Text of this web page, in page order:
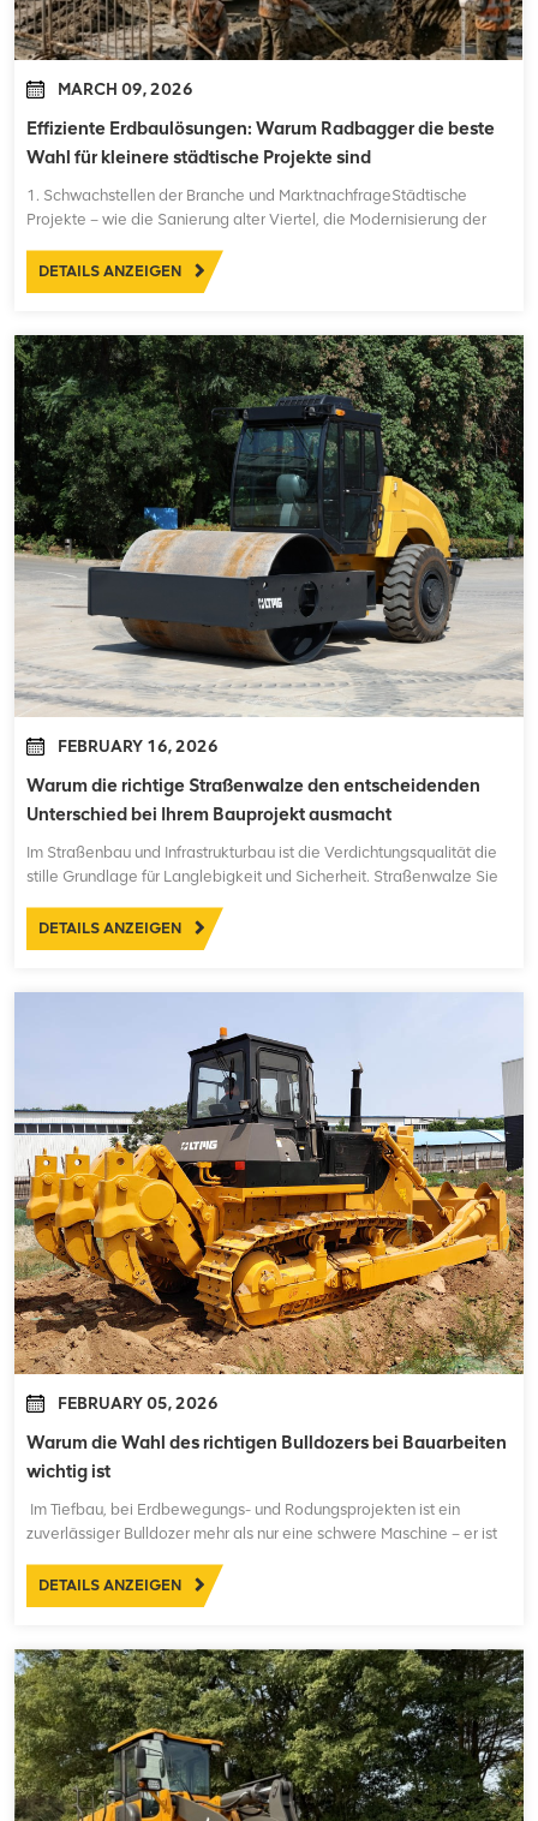
MARCH 09, 2026
Effiziente Erdbaulösungen: Warum Radbagger die beste
Wahl für kleinere städtische Projekte sind
1. Schwachstellen der Branche und MarktnachfrageStädtische
Projekte – wie die Sanierung alter Viertel, die Modernisierung der
kleinflächige Landschaftsgestaltung – stehen vor besonderen
Herausforderungen. Im Gegensatz zu Bauvorhaben im F...
DETAILS ANZEIGEN
FEBRUARY 16, 2026
Warum die richtige Straßenwalze den entscheidenden
Unterschied bei Ihrem Bauprojekt ausmacht
Im Straßenbau und Infrastrukturbau ist die Verdichtungsqualität die
stille Grundlage für Langlebigkeit und Sicherheit. Straßenwalze Sie
Garant für strukturelle Integrität. Für Bauunternehmen bedeutet die
Wahl einer stabilen, hocheffi...
DETAILS ANZEIGEN
FEBRUARY 05, 2026
Warum die Wahl des richtigen Bulldozers bei Bauarbeiten
wichtig ist
Im Tiefbau, bei Erdbewegungs- und Rodungsprojekten ist ein
zuverlässiger Bulldozer mehr als nur eine schwere Maschine – er ist
Straßenbau, Geländeplanierung für Infrastrukturprojekte oder die
Vorbereitung großer Flächen für die Beba...
DETAILS ANZEIGEN